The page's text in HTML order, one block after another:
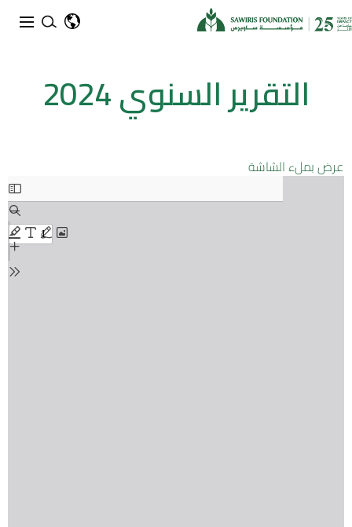
التقرير السنوي 2024
عرض بملء الشاشة